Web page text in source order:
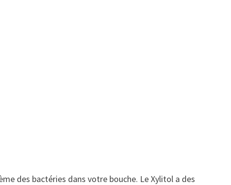
des bactéries dans votre bouche. Le Xylitol a des